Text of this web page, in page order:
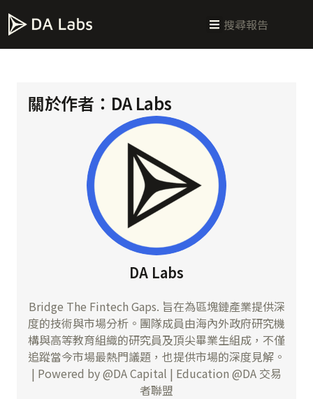
關於作者： DA Labs
DA Labs
Bridge The Fintech Gaps. 旨在為區塊鏈產業提供深
度的技術與市場分析。團隊成員由海內外政府研究機
構與高等教育組織的研究員及頂尖畢業生組成，不僅
追蹤當今市場最熱門議題，也提供市場的深度見解。
| Powered by @DA Capital | Education @DA 交易
者聯盟